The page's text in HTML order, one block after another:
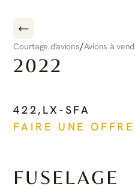
Courtage d'avions/Avions à
2022
422, LX-SFA
FAIRE UNE OFFRE
FUSELAGE